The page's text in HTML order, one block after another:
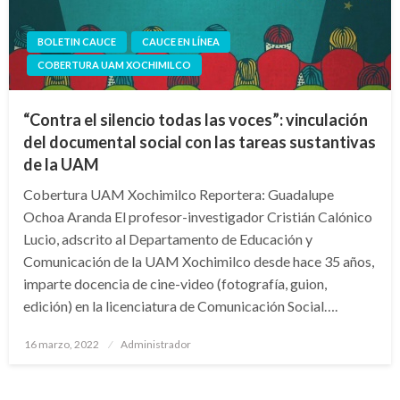
BOLETIN CAUCE
CAUCE EN LÍNEA
COBERTURA UAM XOCHIMILCO
“Contra el silencio todas las voces”: vinculación
del documental social con las tareas sustantivas
de la UAM
Cobertura UAM Xochimilco Reportera: Guadalupe
Ochoa Aranda El profesor-investigador Cristián Calónico
Lucio, adscrito al Departamento de Educación y
Comunicación de la UAM Xochimilco desde hace 35 años,
imparte docencia de cine-video (fotografía, guion,
edición) en la licenciatura de Comunicación Social….
Publicado
16 marzo, 2022 Administrador